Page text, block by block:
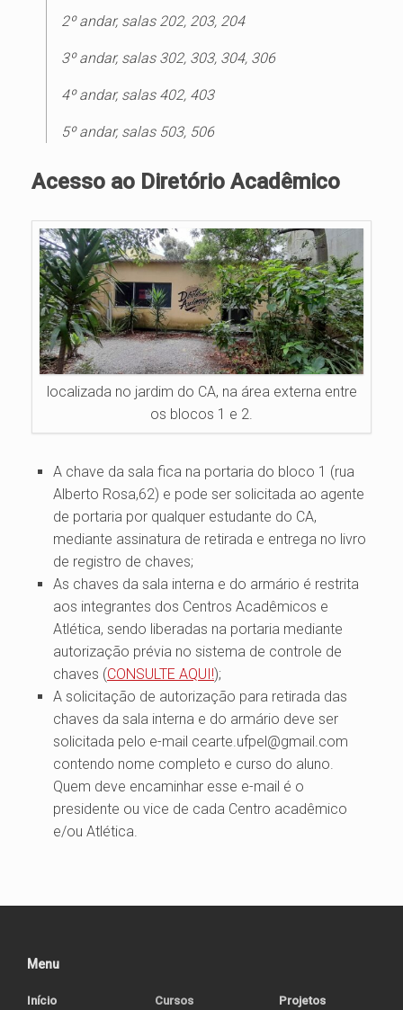
2º andar, salas 202, 203, 204
3º andar, salas 302, 303, 304, 306
4º andar, salas 402, 403
5º andar, salas 503, 506
Acesso ao Diretório Acadêmico
localizada no jardim do CA, na área externa entre
os blocos 1 e 2.
A chave da sala fica na portaria do bloco 1 (rua
Alberto Rosa,62) e pode ser solicitada ao agente
de portaria por qualquer estudante do CA,
mediante assinatura de retirada e entrega no livro
de registro de chaves;
As chaves da sala interna e do armário é restrita
aos integrantes dos Centros Acadêmicos e
Atlética, sendo liberadas na portaria mediante
autorização prévia no sistema de controle de
chaves (CONSULTE AQUI!);
A solicitação de autorização para retirada das
chaves da sala interna e do armário deve ser
solicitada pelo e-mail cearte.ufpel@gmail.com
contendo nome completo e curso do aluno.
Quem deve encaminhar esse e-mail é o
presidente ou vice de cada Centro acadêmico
e/ou Atlética.
Menu
Início
Cursos
Projetos